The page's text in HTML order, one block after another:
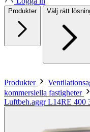
Produkter Välj rätt
Produkter
kommersiella fastigheter
Luftbeh.aggr L14RE 400